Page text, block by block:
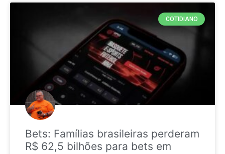
COTIDIANO
Bets: Famílias brasileiras perderam
R$ 62,5 bilhões para bets em